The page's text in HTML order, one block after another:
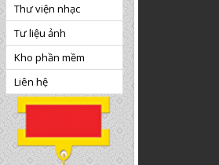
Thư viện nhạc
Tư liệu ảnh
Kho phần mềm
Liên hệ